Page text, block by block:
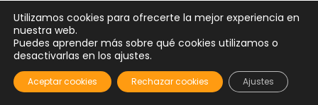
Y antes, mucho tiempo antes, aun sin
ningún tipo de explicación humana,
los pueblos paganos ya
consideraban a esta montaña como
Utilizamos cookies para ofrecerte la mejor experiencia en
nuestra web.
Puedes aprender más sobre qué cookies utilizamos o
desactivarlas en los ajustes.
Aceptar cookies Rechazar cookies Ajustes